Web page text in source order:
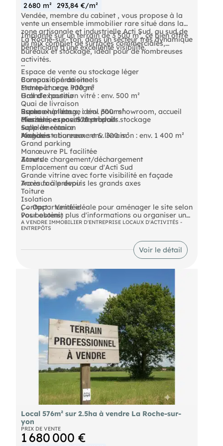
2 680 m² 293,84 €/m²
Vendée, membre du cabinet , vous propose à la
vente un ensemble immobilier rare situé dans la
zone artisanale et industrielle Acti Sud, au sud de
La Roche-sur-Yon, dans un secteur très dynamique
bénéficiant d'une excellente visibilité.
Implanté sur un terrain de 3 500 m², ce bien offre
un mix complet de surfaces commerciales,
bureaux et stockage, idéal pour de nombreuses
activités.
Composition du site :
Hall d'exposition vitré : env. 500 m²
Espace lumineux, idéal pour showroom, accueil
clientèle, exposition produits.
Magasin + bureaux : env. 300 m²
Espace de vente ou stockage léger
Bureaux opérationnels
Monte-charge intégré
Entrepôt : env. 900 m²
Grande hauteur
Quai de livraison
Racks en place
Mezzanine : env. 570 m² pour stockage
supplémentaire
Bureaux à l'étage : env. 300 m²
Plusieurs espaces de travail
Salle de réunion
Archives
Aire de stationnement & livraison : env. 1 400 m²
Grand parking
Manœuvre PL facilitée
Zone de chargement/déchargement
Atouts :
Emplacement au cœur d'Acti Sud
Grande vitrine avec forte visibilité en façade
Accès facile depuis les grands axes
Travaux à prévoir :
Toiture
Isolation
(→ Opportunité idéale pour aménager le site selon
vos besoins)
Contact :  Vendée 
Pour obtenir plus d'informations ou organiser une
visite.
Les informations sur les risques auxquels ce bien
est exposé sont disponibles sur le site Géorisques :
A VENDRE IMMOBILIER D'ENTREPRISE LOCAUX D'ACTIVITÉS -
ENTREPÔTS
Voir le détail
Local 576m² sur 2.5ha à vendre La Roche-sur-
yon
PRIX DE VENTE
1 680 000 €